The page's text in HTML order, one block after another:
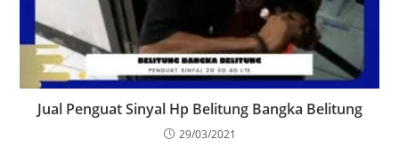
Jual Penguat Sinyal Hp Belitung Bangka Belitung
29/03/2021